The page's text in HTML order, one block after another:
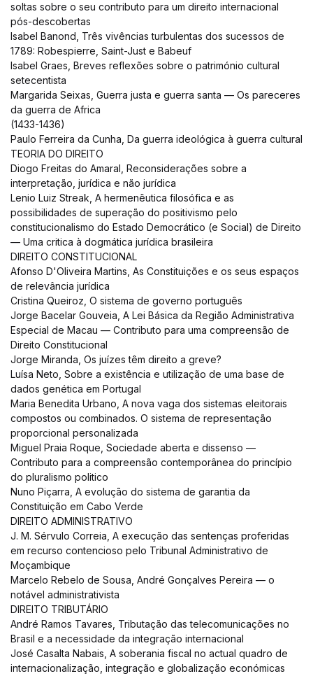
soltas sobre o seu contributo para um direito internacional
pós-descobertas
Isabel Banond, Três vivências turbulentas dos sucessos de
1789: Robespierre, Saint-Just e Babeuf
Isabel Graes, Breves reflexões sobre o património cultural
setecentista
Margarida Seixas, Guerra justa e guerra santa — Os pareceres
da guerra de Africa
(1433-1436)
Paulo Ferreira da Cunha, Da guerra ideológica à guerra cultural
TEORIA DO DIREITO
Diogo Freitas do Amaral, Reconsiderações sobre a
interpretação, jurídica e não jurídica
Lenio Luiz Streak, A hermenêutica filosófica e as
possibilidades de superação do positivismo pelo
constitucionalismo do Estado Democrático (e Social) de Direito
— Uma critica à dogmática jurídica brasileira
DIREITO CONSTITUCIONAL
Afonso D'Oliveira Martins, As Constituições e os seus espaços
de relevância jurídica
Cristina Queiroz, O sistema de governo português
Jorge Bacelar Gouveia, A Lei Básica da Região Administrativa
Especial de Macau — Contributo para uma compreensão de
Direito Constitucional
Jorge Miranda, Os juízes têm direito a greve?
Luísa Neto, Sobre a existência e utilização de uma base de
dados genética em Portugal
Maria Benedita Urbano, A nova vaga dos sistemas eleitorais
compostos ou combinados. O sistema de representação
proporcional personalizada
Miguel Praia Roque, Sociedade aberta e dissenso —
Contributo para a compreensão contemporânea do princípio
do pluralismo politico
Nuno Piçarra, A evolução do sistema de garantia da
Constituição em Cabo Verde
DIREITO ADMINISTRATIVO
J. M. Sérvulo Correia, A execução das sentenças proferidas
em recurso contencioso pelo Tribunal Administrativo de
Moçambique
Marcelo Rebelo de Sousa, André Gonçalves Pereira — o
notável administrativista
DIREITO TRIBUTÁRIO
André Ramos Tavares, Tributação das telecomunicações no
Brasil e a necessidade da integração internacional
José Casalta Nabais, A soberania fiscal no actual quadro de
internacionalização, integração e globalização económicas